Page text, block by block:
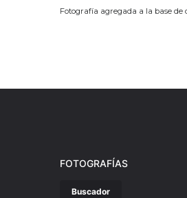
Fotografía agregada a la base de
FOTOGRAFÍAS
Buscador